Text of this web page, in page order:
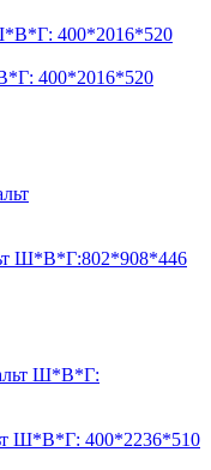
400*2016*520
Ш*В*Г:802*908*446
Ш*В*Г: 400*2236*510